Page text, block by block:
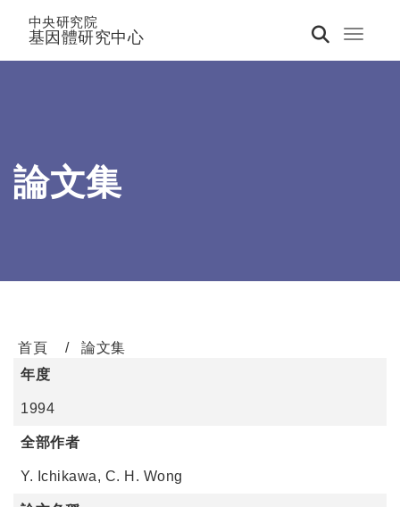
Toggle
中央研究院
基因體研究中心
論文集
首頁
論文集
年度
1994
全部作者
Y. Ichikawa, C. H. Wong